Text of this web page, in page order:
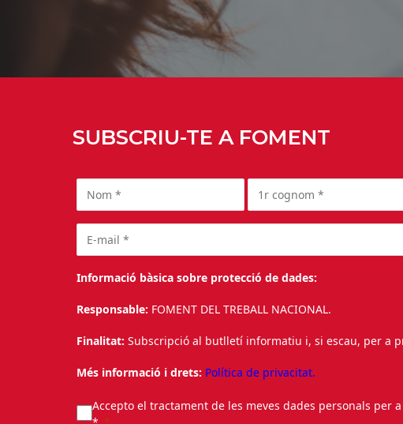
SUBSCRIU-TE A FOMENT
Informació bàsica sobre protecció de dades:
Responsable: FOMENT DEL TREBALL NACIONAL.
Finalitat: Subscripció al butlletí informatiu i, si escau, per a
Més informació i drets: Política de privacitat.
Accepto el tractament de les meves dades personals per